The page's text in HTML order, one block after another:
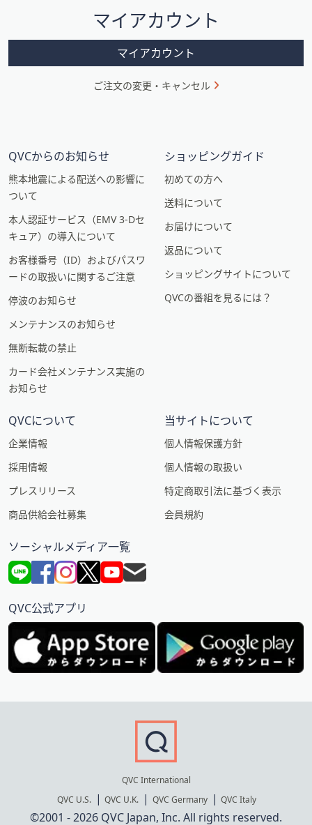
ン
マイアカウント
マイアカウント
ご注文の変更・キャンセル
QVCからのお知らせ
熊本地震による配送への影響に
ついて
本人認証サービス（EMV 3-Dセ
キュア）の導入について
お客様番号（ID）およびパスワ
ードの取扱いに関するご注意
停波のお知らせ
メンテナンスのお知らせ
無断転載の禁止
カード会社メンテナンス実施の
お知らせ
ショッピングガイド
初めての方へ
送料について
お届けについて
返品について
ショッピングサイトについて
QVCの番組を見るには？
QVCについて
企業情報
採用情報
プレスリリース
商品供給会社募集
当サイトについて
個人情報保護方針
個人情報の取扱い
特定商取引法に基づく表示
会員規約
ソーシャルメディア一覧
QVC公式アプリ
QVC International
QVC U.S.
QVC U.K. QVC Germany QVC Italy
©2001 - 2026 QVC Japan, Inc. All rights reserved.